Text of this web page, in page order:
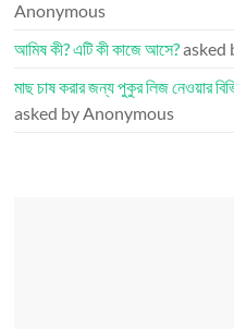
Anonymous
আমিষ কী? এটি কী কাজে আসে?asked
মাছ চাষ করার জন্য পুকুর লিজ নেওয়ার
asked by Anonymous